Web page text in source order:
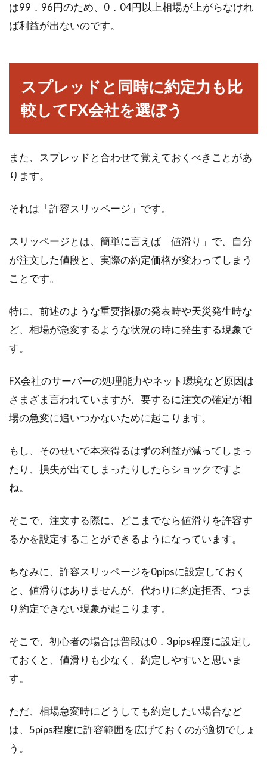
は99．96円のため、0．04円以上相場が上がらなけれ
ば利益が出ないのです。
スプレッドと同時に約定力も比
較してFX会社を選ぼう
また、スプレッドと合わせて覚えておくべきことがあ
ります。
それは「許容スリッページ」です。
スリッページとは、簡単に言えば「値滑り」で、自分
が注文した値段と、実際の約定価格が変わってしまう
ことです。
特に、前述のような重要指標の発表時や天災発生時な
ど、相場が急変するような状況の時に発生する現象で
す。
FX会社のサーバーの処理能力やネット環境など原因は
さまざま言われていますが、要するに注文の確定が相
場の急変に追いつかないために起こります。
もし、そのせいで本来得るはずの利益が減ってしまっ
たり、損失が出てしまったりしたらショックですよ
ね。
そこで、注文する際に、どこまでなら値滑りを許容す
るかを設定することができるようになっています。
ちなみに、許容スリッページを0pipsに設定しておく
と、値滑りはありませんが、代わりに約定拒否、つま
り約定できない現象が起こります。
そこで、初心者の場合は普段は0．3pips程度に設定し
ておくと、値滑りも少なく、約定しやすいと思いま
す。
ただ、相場急変時にどうしても約定したい場合など
は、5pips程度に許容範囲を広げておくのが適切でしょ
う。